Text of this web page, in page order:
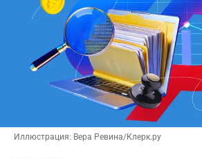
Иллюстрация: Вера Ревина/Клерк.ру